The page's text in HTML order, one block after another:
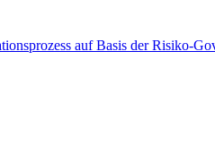
auf Basis der Risiko-